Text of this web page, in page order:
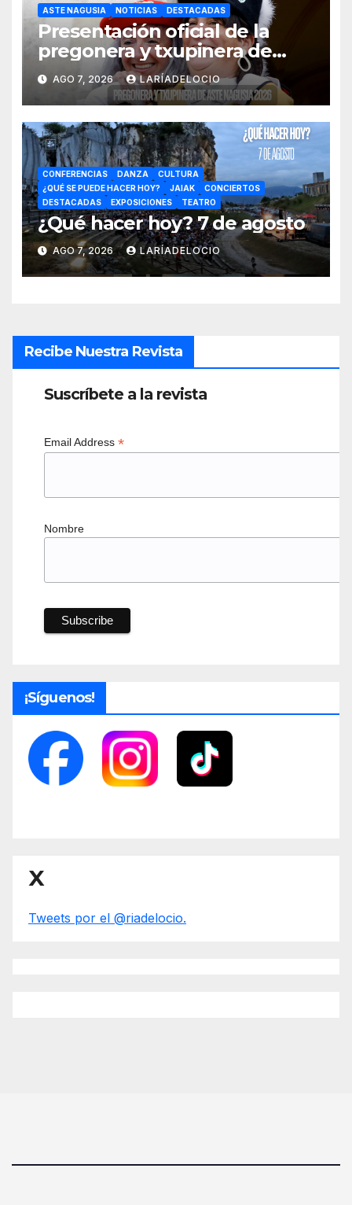
ASTE NAGUSIA NOTICIAS DESTACADAS
Presentación oficial de la
pregonera y txupinera de
Aste Nagusia 2026
AGO 7, 2026 LARÍADELOCIO
CONFERENCIAS DANZA
CULTURA
¿QUÉ SE PUEDE HACER HOY?
JAIAK
CONCIERTOS
DESTACADAS
EXPOSICIONES TEATRO
¿Qué hacer hoy? 7 de agosto
AGO 7, 2026 LARÍADELOCIO
Recibe Nuestra Revista
Suscríbete a la revista
Email Address *
Nombre
¡Síguenos!
X
Tweets por el @riadelocio.